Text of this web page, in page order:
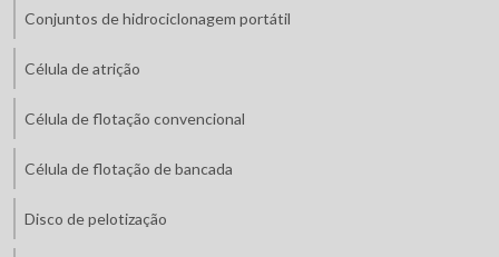
Conjuntos de hidrociclonagem portátil
Célula de atrição
Célula de flotação convencional
Célula de flotação de bancada
Disco de pelotização